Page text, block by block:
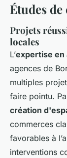
Études de
Projets
locales
L’expertise en
agences de
multiples
faire pointu.
création
commerces
favorables à
interventions